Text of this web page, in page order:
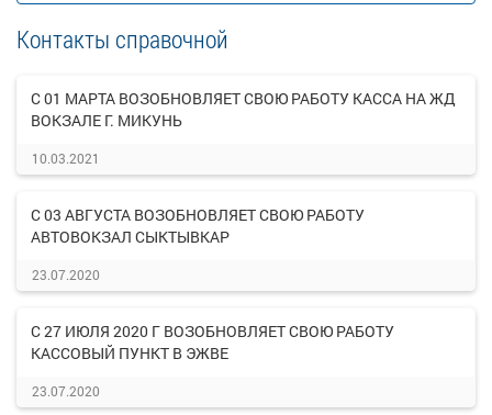
Контакты справочной
С 01 МАРТА ВОЗОБНОВЛЯЕТ СВОЮ РАБОТУ КАССА НА ЖД
ВОКЗАЛЕ Г. МИКУНЬ
10.03.2021
С 03 АВГУСТА ВОЗОБНОВЛЯЕТ СВОЮ РАБОТУ
АВТОВОКЗАЛ СЫКТЫВКАР
23.07.2020
С 27 ИЮЛЯ 2020 Г ВОЗОБНОВЛЯЕТ СВОЮ РАБОТУ
КАССОВЫЙ ПУНКТ В ЭЖВЕ
23.07.2020